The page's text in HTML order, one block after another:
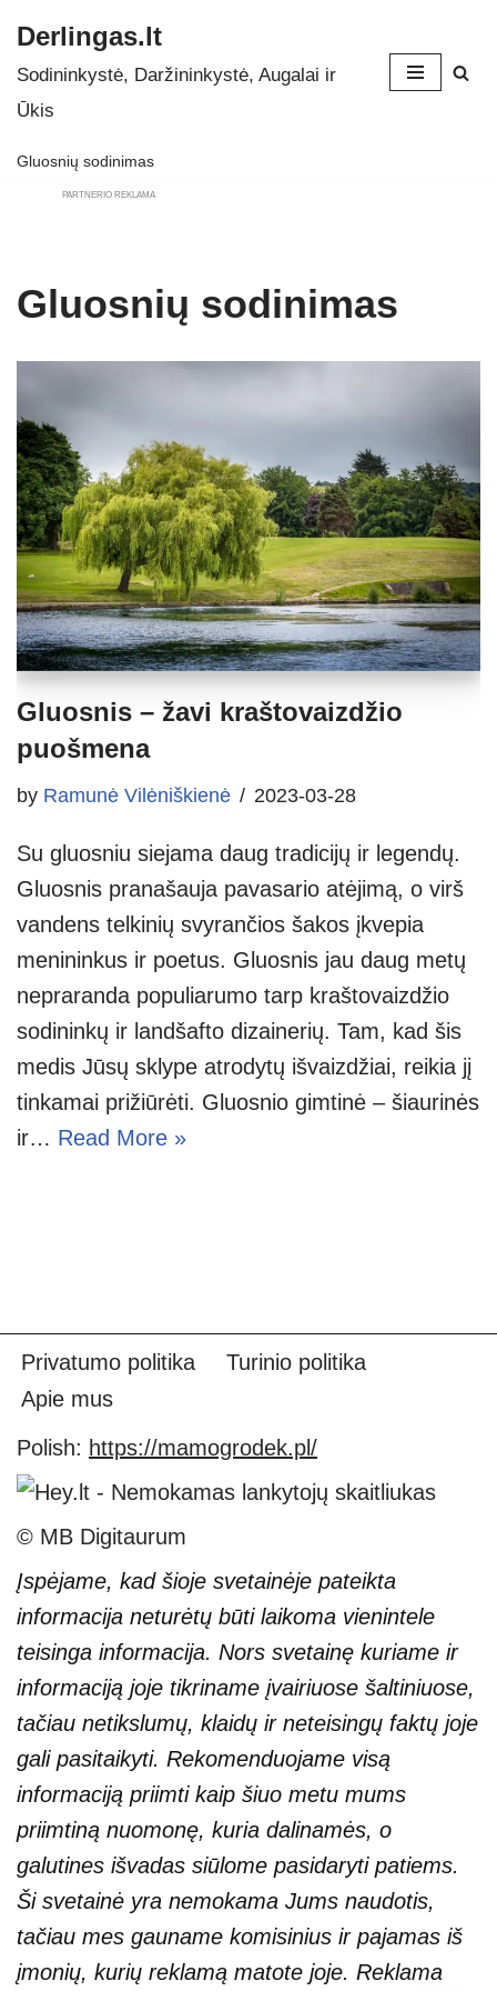
Skip
to
Derlingas.lt
Sodininkystė, Daržininkystė, Augalai ir
Ūkis
Gluosnių sodinimas
PARTNERIO REKLAMA
Gluosnių sodinimas
Gluosnis – žavi kraštovaizdžio
puošmena
by Ramunė Vilėniškienė 2023-03-28
Su gluosniu siejama daug tradicijų ir legendų.
Gluosnis pranašauja pavasario atėjimą, o virš
vandens telkinių svyrančios šakos įkvepia
menininkus ir poetus. Gluosnis jau daug metų
nepraranda populiarumo tarp kraštovaizdžio
sodininkų ir landšafto dizainerių. Tam, kad šis
medis Jūsų sklype atrodytų išvaizdžiai, reikia jį
tinkamai prižiūrėti. Gluosnio gimtinė – šiaurinės
ir… Read More »
Privatumo politika
Turinio politika
Apie mus
Polish: https://mamogrodek.pl/
© MB Digitaurum
Įspėjame, kad šioje svetainėje pateikta
informacija neturėtų būti laikoma vienintele
teisinga informacija. Nors svetainę kuriame ir
informaciją joje tikriname įvairiuose šaltiniuose,
tačiau netikslumų, klaidų ir neteisingų faktų joje
gali pasitaikyti. Rekomenduojame visą
informaciją priimti kaip šiuo metu mums
priimtiną nuomonę, kuria dalinamės, o
galutines išvadas siūlome pasidaryti patiems.
Ši svetainė yra nemokama Jums naudotis,
tačiau mes gauname komisinius ir pajamas iš
įmonių, kurių reklamą matote joje. Reklama